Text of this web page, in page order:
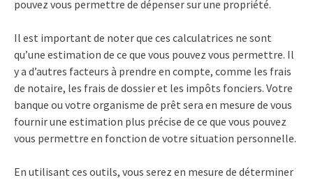
pouvez vous permettre de dépenser sur une propriété.
Il est important de noter que ces calculatrices ne sont
qu’une estimation de ce que vous pouvez vous permettre. Il
y a d’autres facteurs à prendre en compte, comme les frais
de notaire, les frais de dossier et les impôts fonciers. Votre
banque ou votre organisme de prêt sera en mesure de vous
fournir une estimation plus précise de ce que vous pouvez
vous permettre en fonction de votre situation personnelle.
En utilisant ces outils, vous serez en mesure de déterminer